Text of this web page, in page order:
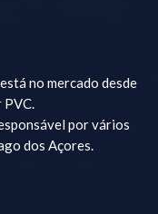
no mercado desde
PVC.
por vários
dos Açores.